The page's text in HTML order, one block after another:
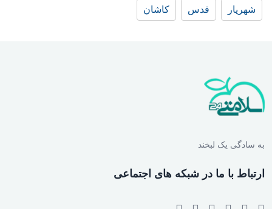
شهریار قدس کاشان
به سادگی یک لبخند
ارتباط با ما در شبکه های اجتماعی